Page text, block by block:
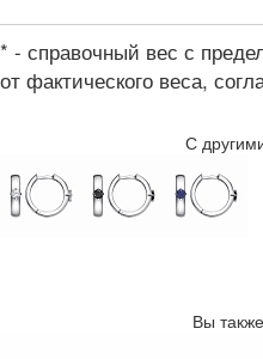
* - справочный вес с
от фактического веса,
С
Вы